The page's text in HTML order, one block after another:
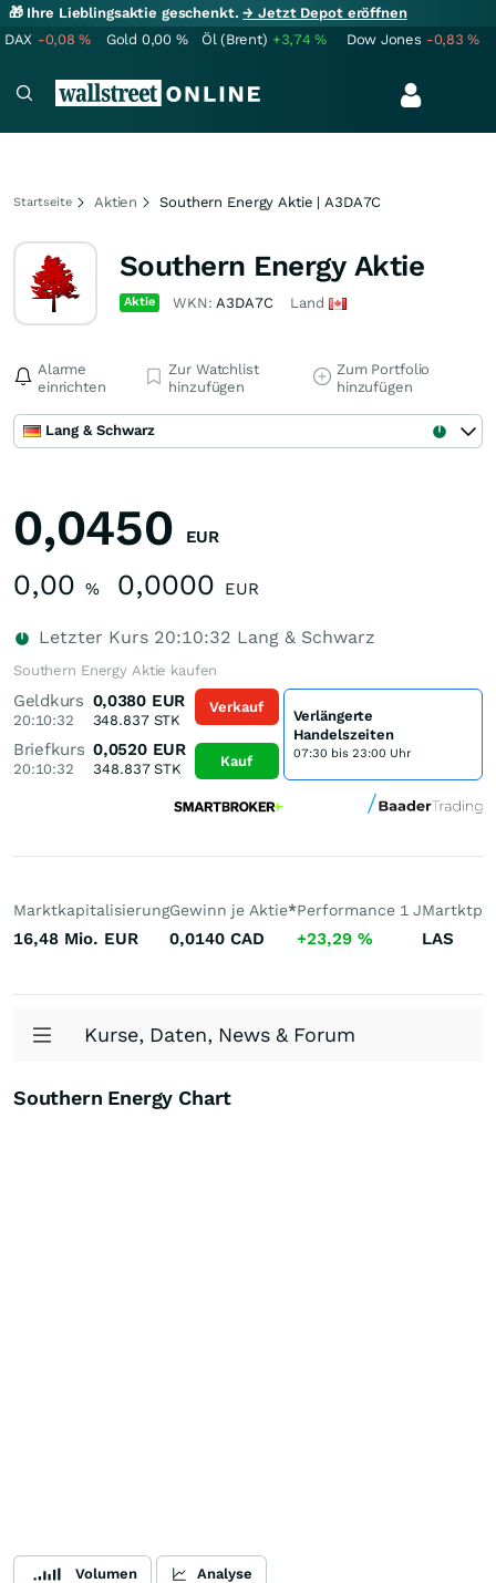
🎁 Ihre Lieblingsaktie geschenkt.→ Jetzt Depot eröffnen
DAX -0,08% Gold 0,00 % Öl (Brent) +3,74% Dow Jones -0,83%
Startseite Aktien Southern Energy Aktie | A3DA7C
Southern Energy Aktie
Aktie WKN:A3DA7C Land
Alarme
einrichten
Zur Watchlist
hinzufügen
Zum Portfolio
hinzufügen
Lang & Schwarz
0,0450 EUR
0,00 % 0,0000 EUR
Letzter Kurs 20:10:32 Lang & Schwarz
Southern Energy Aktie kaufen
Geldkurs
20:10:32
0,0380 EUR
348.837STK
Briefkurs
20:10:32
0,0520 EUR
348.837STK
Verkauf
Kauf
Verlängerte
Handelszeiten
07:30 bis 23:00 Uhr
Marktkapitalisierung
16,48 Mio. EUR
Gewinn je Aktie*
0,0140 CAD
Performance 1 J
+23,29 % LAS
Kurse, Daten, News & Forum
Southern Energy Chart
Volumen Analyse